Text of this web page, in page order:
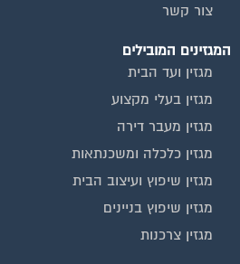
צור קשר
המגזינים המובילים
מגזין ועד הבית
מגזין בעלי מקצוע
מגזין מעבר דירה
מגזין כלכלה ומשכנתאות
מגזין שיפוץ ועיצוב הבית
מגזין שיפוץ בניינים
מגזין צרכנות